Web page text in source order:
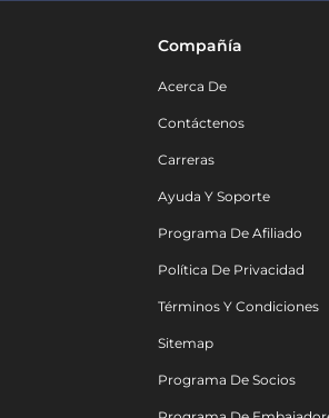
Compañía
Acerca De
Contáctenos
Carreras
Ayuda Y Soporte
Programa De Afiliado
Política De Privacidad
Términos Y Condiciones
Sitemap
Programa De Socios